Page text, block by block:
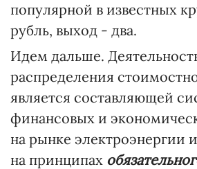
популярной в известных
рубль, выход - два.
Идем дальше.
распределения
является составляющей
финансовых и
на рынке электроэнергии
на принципах